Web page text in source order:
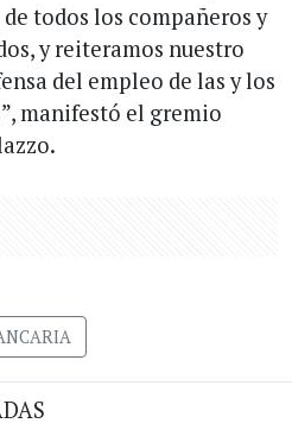
todos los compañeros y
y reiteramos nuestro
del empleo de las y los
manifestó el gremio